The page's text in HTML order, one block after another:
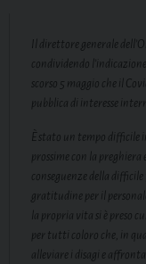
Il direttore generale
condividendo
scorso 5 maggio che il
pubblica di interesse
È stato un tempo difficile
prossime con la
conseguenze della
gratitudine per il
la propria vita si è preso
per tutti coloro che, in
alleviare i disagi e